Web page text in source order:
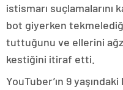
istismarı suçlamalarını
bot giyerken
tuttuğunu ve ellerini
kestiğini itiraf etti.
YouTuber’ın 9